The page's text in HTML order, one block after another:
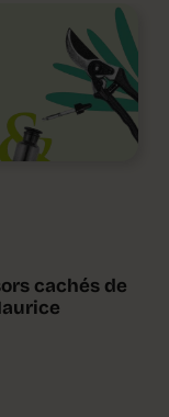
cachés de